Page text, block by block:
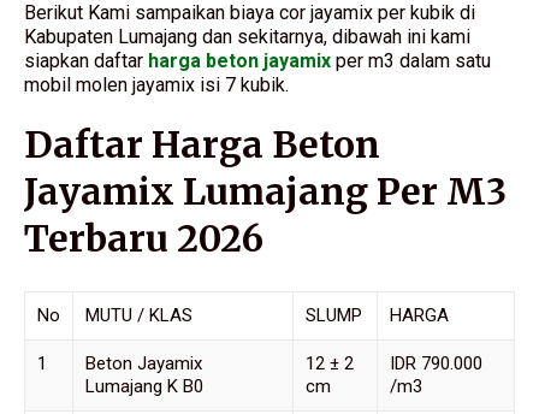
Berikut Kami sampaikan biaya cor jayamix per kubik di
Kabupaten Lumajang dan sekitarnya, dibawah ini kami
siapkan daftar harga beton jayamix per m3 dalam satu
mobil molen jayamix isi 7 kubik.
Daftar Harga Beton
Jayamix Lumajang Per M3
Terbaru 2026
No MUTU / KLAS SLUMP HARGA
1
Beton Jayamix
Lumajang K B0
12 ± 2
cm
IDR 790.000
/m3